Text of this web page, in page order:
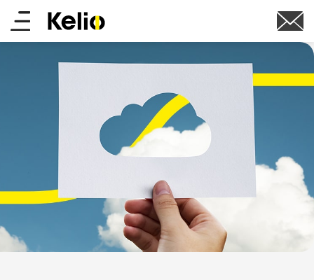
Skip
main
Main
menu